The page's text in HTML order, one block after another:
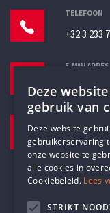
TELEFOON
+32 3 233
E-MAILADRES
Deze
gebruik van
Deze website
gebruikerservaring
onze website te
alle cookies in
Cookiebeleid. Lees
STRIKT